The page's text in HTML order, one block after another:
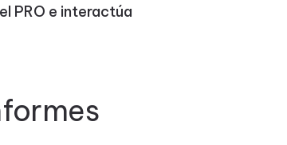
PRO e interactúa